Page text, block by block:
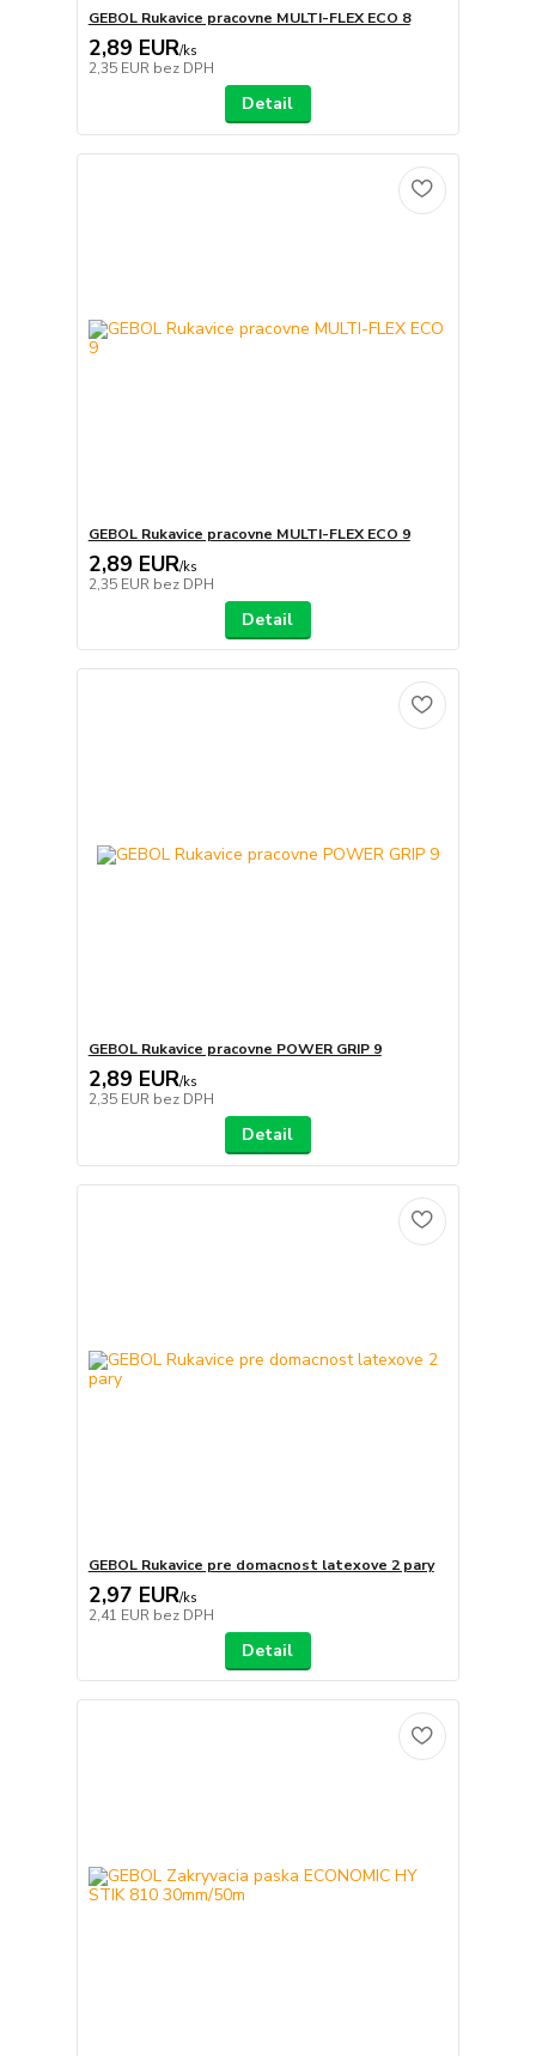
GEBOL Rukavice pracovne MULTI-FLEX ECO 8
2,89 EUR/ks
2,35 EUR bez DPH
Detail
GEBOL Rukavice pracovne MULTI-FLEX ECO 9
2,89 EUR/ks
2,35 EUR bez DPH
Detail
GEBOL Rukavice pracovne POWER GRIP 9
2,89 EUR/ks
2,35 EUR bez DPH
Detail
GEBOL Rukavice pre domacnost latexove 2 pary
2,97 EUR/ks
2,41 EUR bez DPH
Detail